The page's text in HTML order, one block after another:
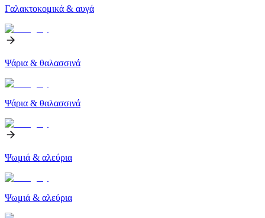
Γαλακτοκομικά & αυγά
Ψάρια & θαλασσινά
Ψάρια & θαλασσινά
Ψωμιά & αλεύρια
Ψωμιά & αλεύρια